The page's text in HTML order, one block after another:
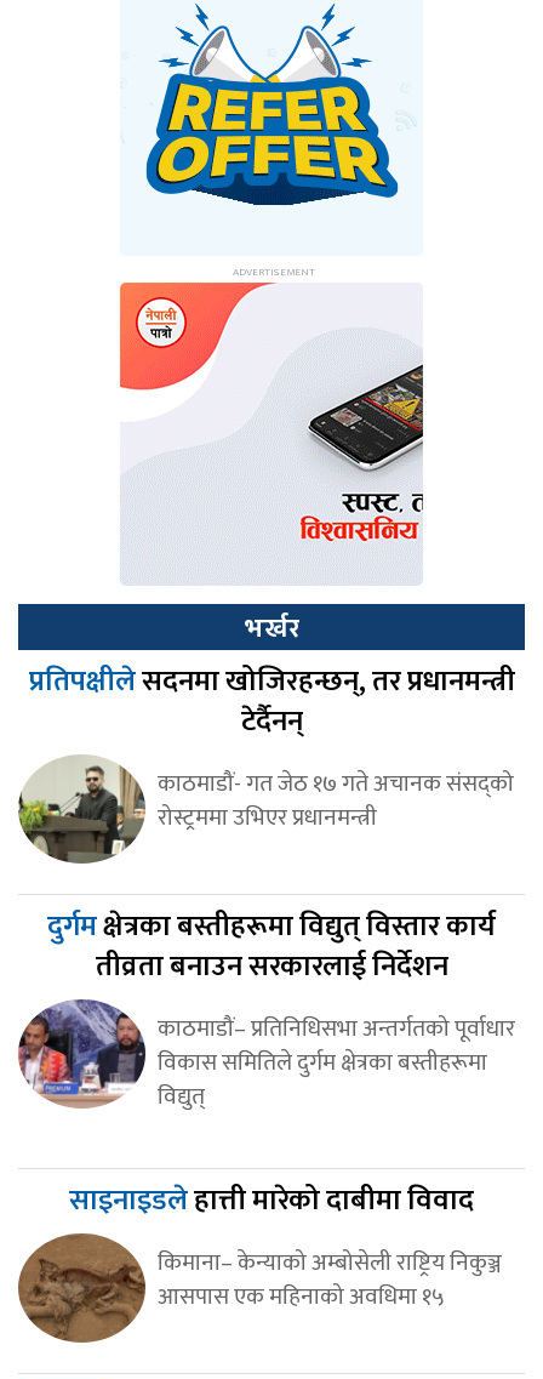
भर्खर
प्रतिपक्षीलेसदनमा खोजिरहन्छन्, तर प्रधानमन्त्री
टेर्दैनन्
काठमाडौं- गत जेठ १७ गते अचानक संसद्‍को
रोस्ट्रममा उभिएर प्रधानमन्त्री
दुर्गमक्षेत्रका बस्तीहरूमा विद्युत् विस्तार कार्य
तीव्रता बनाउन सरकारलाई निर्देशन
काठमाडौं– प्रतिनिधिसभा अन्तर्गतको पूर्वाधार
विकास समितिले दुर्गम क्षेत्रका बस्तीहरूमा
विद्युत्
साइनाइडलेहात्ती मारेको दाबीमा विवाद
किमाना– केन्याको अम्बोसेली राष्ट्रिय निकुञ्ज
आसपास एक महिनाको अवधिमा १५